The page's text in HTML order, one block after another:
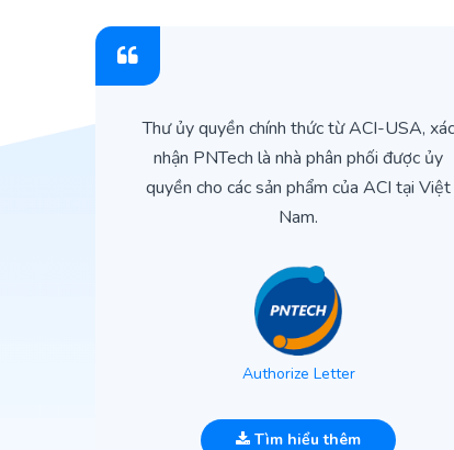
Thư ủy quyền chính thức từ ACI-USA, xác
nhận PNTech là nhà phân phối được ủy
quyền cho các sản phẩm của ACI tại Việt
Nam.
Authorize Letter
Tìm hiểu thêm